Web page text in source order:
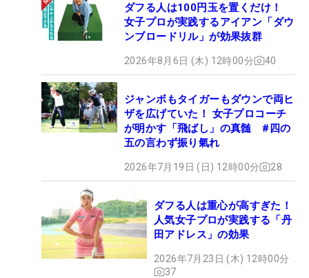
ダフる人は100円玉を置くだけ！
女子プロが実践するアイアン「ダウ
ンブロードリル」が効果抜群
2026年8月6日 (木) 12時00分 40
ジャンボもタイガーもダウンで両ヒ
ザを広げていた！ 女子プロコーチ
が明かす「飛ばし」の真髄 #四の
五の言わず振り氣れ
2026年7月19日 (日) 12時00分 28
ダフる人は重心が高すぎた！
人気女子プロが実践する「丹
田アドレス」の効果
2026年7月23日 (木) 12時00分
37